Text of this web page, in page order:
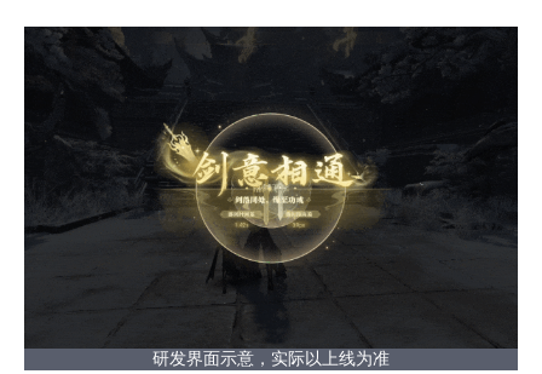
研发界面示意，实际以上线为准